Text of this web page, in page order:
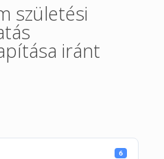
születési
iránt
6